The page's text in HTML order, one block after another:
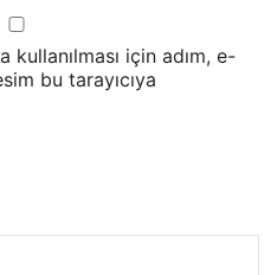
kullanılması için adım, e-
bu tarayıcıya